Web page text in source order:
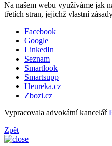
Na našem webu využíváme jak
třetích stran, jejichž vlastní
Facebook
Google
LinkedIn
Seznam
Smartlook
Smartsupp
Heureka.cz
Zbozi.cz
Vypracovala advokátní kancelář
Zpět